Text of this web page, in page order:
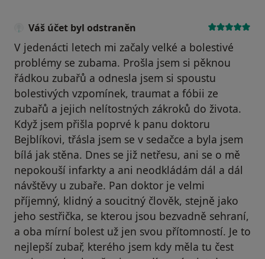
Váš účet byl odstraněn
V jedenácti letech mi začaly velké a bolestivé
problémy se zubama. Prošla jsem si pěknou
řádkou zubařů a odnesla jsem si spoustu
bolestivých vzpomínek, traumat a fóbii ze
zubařů a jejich nelítostných zákroků do života.
Když jsem přišla poprvé k panu doktoru
Bejblíkovi, třásla jsem se v sedačce a byla jsem
bílá jak stěna. Dnes se již netřesu, ani se o mě
nepokouší infarkty a ani neodkládám dál a dál
návštěvy u zubaře. Pan doktor je velmi
příjemný, klidný a soucitný člověk, stejně jako
jeho sestřička, se kterou jsou bezvadně sehraní,
a oba mírní bolest už jen svou přítomností. Je to
nejlepší zubař, kterého jsem kdy měla tu čest